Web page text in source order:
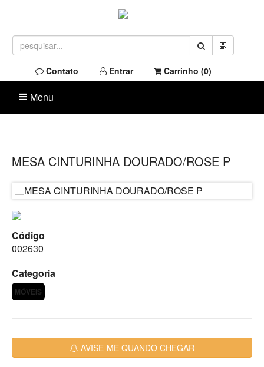
Contato Entrar Carrinho (0)
Menu
MESA CINTURINHA DOURADO/ROSE P
Código
002630
Categoria
MÓVEIS
AVISE-ME QUANDO CHEGAR